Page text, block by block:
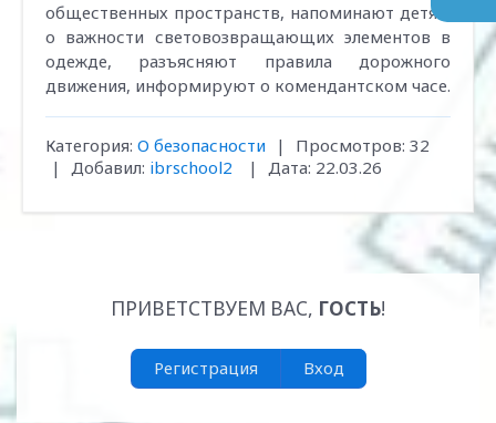
общественных пространств, напоминают детям
о важности световозвращающих элементов в
одежде, разъясняют правила дорожного
движения, информируют о комендантском часе.
Категория: О безопасности | Просмотров: 32
|
Добавил: ibrschool2 | Дата: 22.03.26
ПРИВЕТСТВУЕМ ВАС, ГОСТЬ!
Регистрация Вход